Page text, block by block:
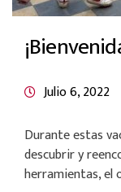
Julio 6, 2022
Durante estas
descubrir y
herramientas, el